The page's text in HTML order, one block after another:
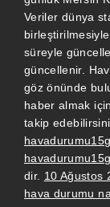
Veriler dünya
süreyle
güncellenir.
göz önünde
haber almak için
takip
dir. 10 Ağustos
hava durumu